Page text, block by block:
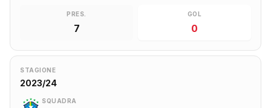
PRES.
7
GOL
0
STAGIONE
2023/24
SQUADRA